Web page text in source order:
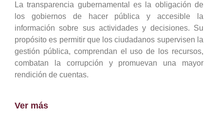
La transparencia gubernamental es la obligación de
los gobiernos de hacer pública y accesible la
información sobre sus actividades y decisiones. Su
propósito es permitir que los ciudadanos supervisen la
gestión pública, comprendan el uso de los recursos,
combatan la corrupción y promuevan una mayor
rendición de cuentas.
Ver más